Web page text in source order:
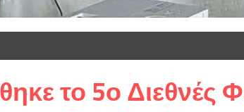
το 5ο Διεθνές